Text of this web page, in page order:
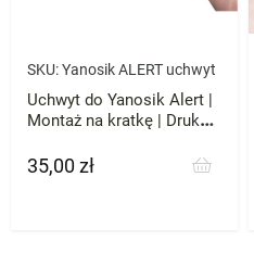
SKU:Yanosik ALERT uchwyt
Uchwyt do Yanosik Alert |
Montaż na kratkę | Druk
Cena
35,00 zł